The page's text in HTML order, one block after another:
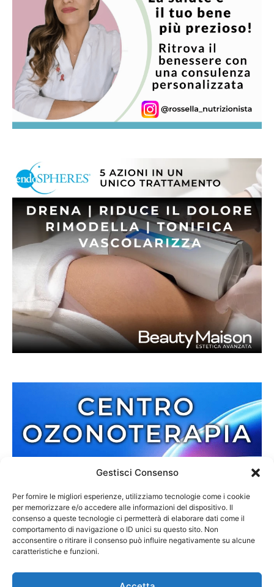
Gestisci Consenso
Per fornire le migliori esperienze, utilizziamo tecnologie come i cookie
per memorizzare e/o accedere alle informazioni del dispositivo. Il
consenso a queste tecnologie ci permetterà di elaborare dati come il
comportamento di navigazione o ID unici su questo sito. Non
acconsentire o ritirare il consenso può influire negativamente su alcune
caratteristiche e funzioni.